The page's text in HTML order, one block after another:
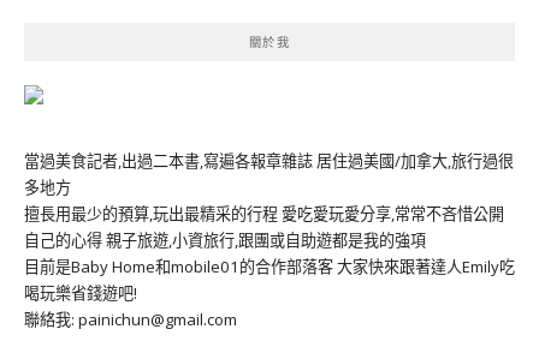
關於我
當過美食記者,出過二本書,寫遍各報章雜誌 居住過美國/加拿大,旅行過很
多地方
擅長用最少的預算,玩出最精采的行程 愛吃愛玩愛分享,常常不吝惜公開
自己的心得 親子旅遊,小資旅行,跟團或自助遊都是我的強項
目前是Baby Home和mobile01的合作部落客 大家快來跟著達人Emily吃
喝玩樂省錢遊吧!
聯絡我: painichun@gmail.com